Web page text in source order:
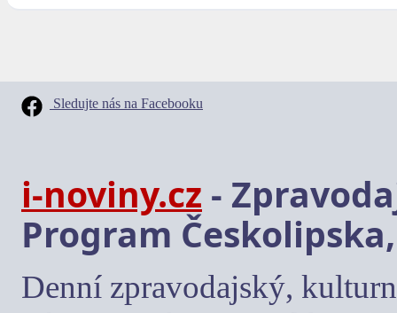
Sledujte nás na Facebooku
i-noviny.cz -
Program
Denní zpravodajský,